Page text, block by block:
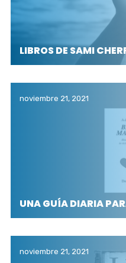
LIBROS DE SAMI
noviembre 21, 2021
UNA GUÍA DIARIA
noviembre 21, 2021